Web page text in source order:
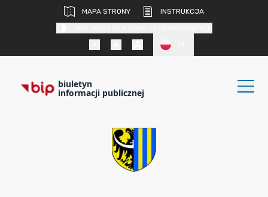
MAPA STRONY
INSTRUKCJA
biuletyn
informacji publicznej